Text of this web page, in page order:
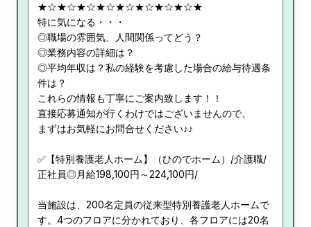
★☆★☆★☆★☆★☆★☆★☆★☆★
特に気になる・・・
◎職場の雰囲気、人間関係ってどう？
◎業務内容の詳細は？
◎平均年収は？私の経験を考慮した場合の給与待遇条
件は？
これらの情報も丁寧にご案内致します！！
直接応募通知が行くわけではございませんので、
まずはお気軽にお問合せください♪♪
✅【特別養護老人ホーム】（ひのでホーム）/介護職/
正社員◎月給198,100円～224,100円/
当施設は、200名定員の従来型特別養護老人ホームで
す。4つのフロアに分かれており、各フロアには20名